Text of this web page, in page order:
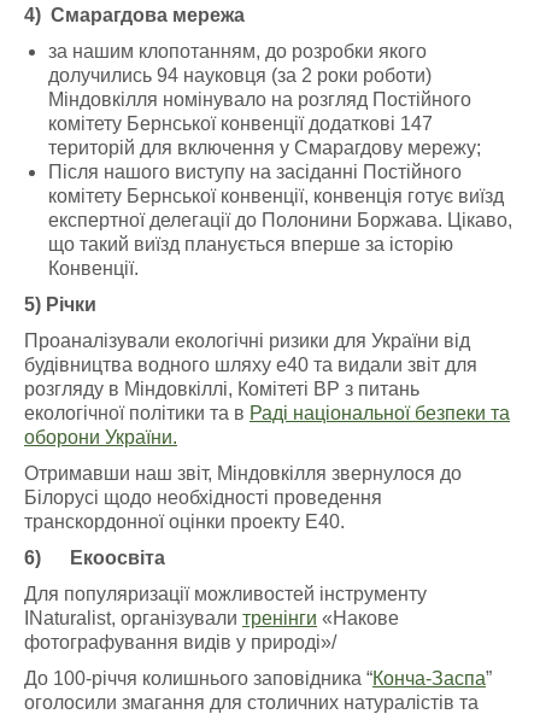
4) Смарагдова мережа
за нашим клопотанням, до розробки якого
долучились 94 науковця (за 2 роки роботи)
Міндовкілля номінувало на розгляд Постійного
комітету Бернської конвенції додаткові 147
територій для включення у Смарагдову мережу;
Після нашого виступу на засіданні Постійного
комітету Бернської конвенції, конвенція готує виїзд
експертної делегації до Полонини Боржава. Цікаво,
що такий виїзд планується вперше за історію
Конвенції.
5) Річки
Проаналізували екологічні ризики для України від
будівництва водного шляху е40 та видали звіт для
розгляду в Міндовкіллі, Комітеті ВР з питань
екологічної політики та в Раді національної безпеки та
оборони України.
Отримавши наш звіт, Міндовкілля звернулося до
Білорусі щодо необхідності проведення
транскордонної оцінки проекту Е40.
6)
Екоосвіта
Для популяризації можливостей інструменту
INaturalist, організували тренінги «Накове
фотографування видів у природі»/
До 100-річчя колишнього заповідника “Конча-Заспа”
оголосили змагання для столичних натуралістів та